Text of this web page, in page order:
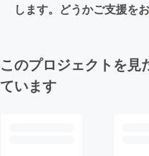
します。どうかご支援を
このプロジェクトを見
ています